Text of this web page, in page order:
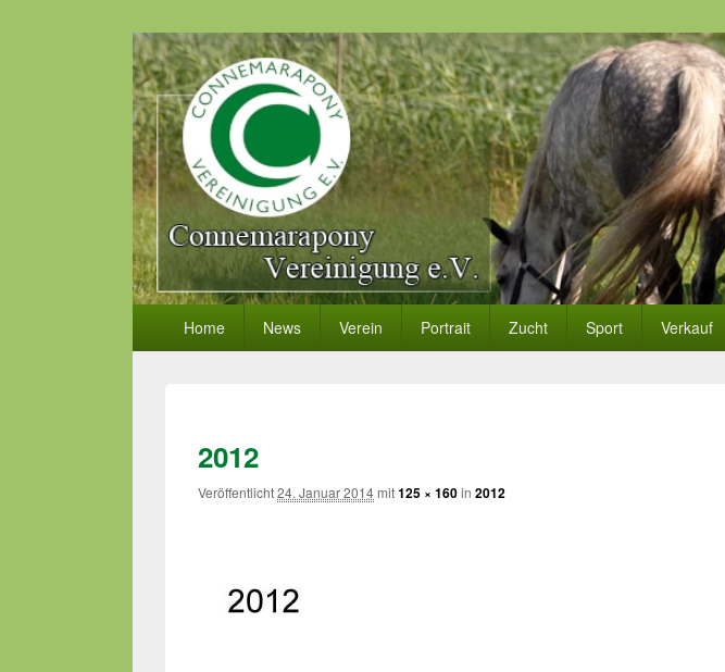
Home News Verein Portrait Zucht Sport Verkauf
2012
Veröffentlicht24. Januar 2014mit125 × 160in 2012